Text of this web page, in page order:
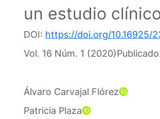
un estudio
DOI: https://doi.org/10.16925/
Vol. 16 Núm. 1 (2020)
Álvaro Carvajal Flórez
Patricia Plaza